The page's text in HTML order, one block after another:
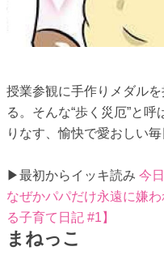
授業参観に手作りメダル
る。そんな“歩く災厄”と
りなす、愉快で愛おしい毎
▶最初からイッキ読み 今
なぜかパパだけ永遠に嫌
る子育て日記 #1】
まねっこ